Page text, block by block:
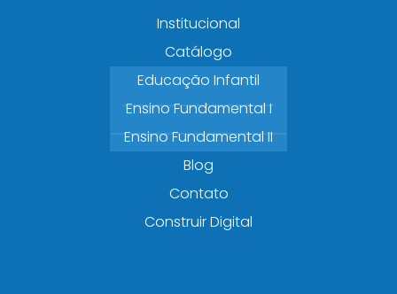
Institucional
Catálogo
Educação Infantil
Ensino Fundamental I
Ensino Fundamental II
Blog
Contato
Construir Digital